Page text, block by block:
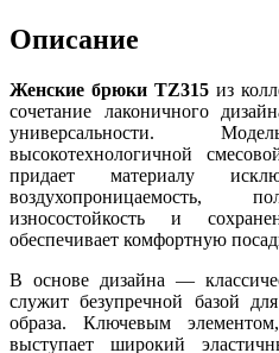
Описание
Женские брюки TZ315из
сочетание лаконичного
универсальности.
высокотехнологичной
придает материалу
воздухопроницаемость,
износостойкость и
обеспечивает комфортную
В основе дизайна —
служит безупречной базой
образа. Ключевым
выступает широкий